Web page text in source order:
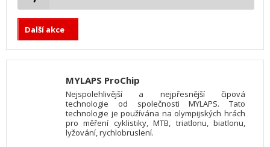
Další akce
MYLAPS ProChip
Nejspolehlivější a nejpřesnější čipová
technologie od společnosti MYLAPS. Tato
technologie je používána na olympijských hrách
pro měření cyklistiky, MTB, triatlonu, biatlonu,
lyžování, rychlobruslení.